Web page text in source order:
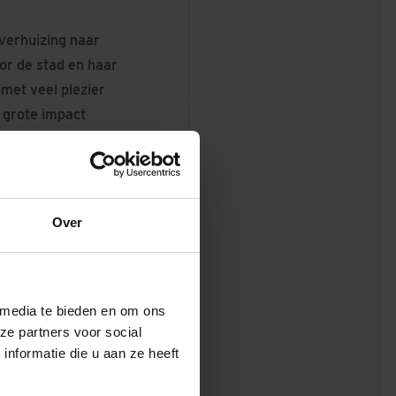
Over
te bieden en om ons
partners voor social
die u aan ze heeft
naar
de stad en haar
veel plezier
grote impact
een groep
wandeling
vooral
en in
geschilderd,